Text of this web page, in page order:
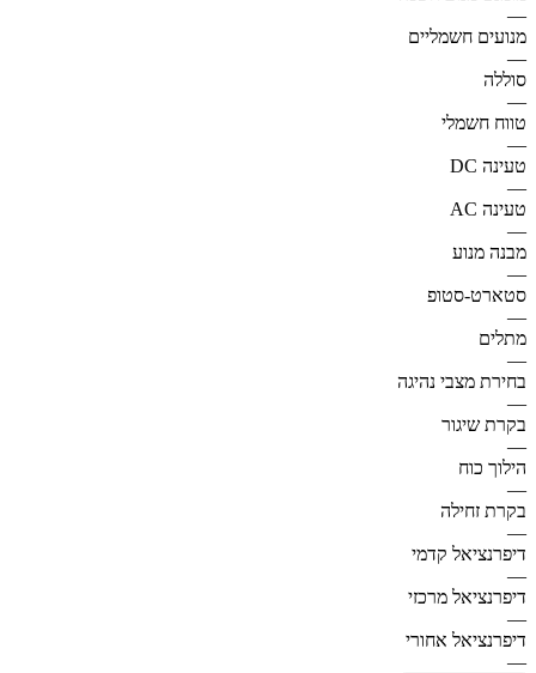
—
מנועים חשמליים
—
סוללה
—
טווח חשמלי
—
טעינה DC
—
טעינה AC
—
מבנה מנוע
—
סטארט-סטופ
—
מתלים
—
בחירת מצבי נהיגה
—
בקרת שיגור
—
הילוך כוח
—
בקרת זחילה
—
דיפרנציאל קדמי
—
דיפרנציאל מרכזי
—
דיפרנציאל אחורי
—